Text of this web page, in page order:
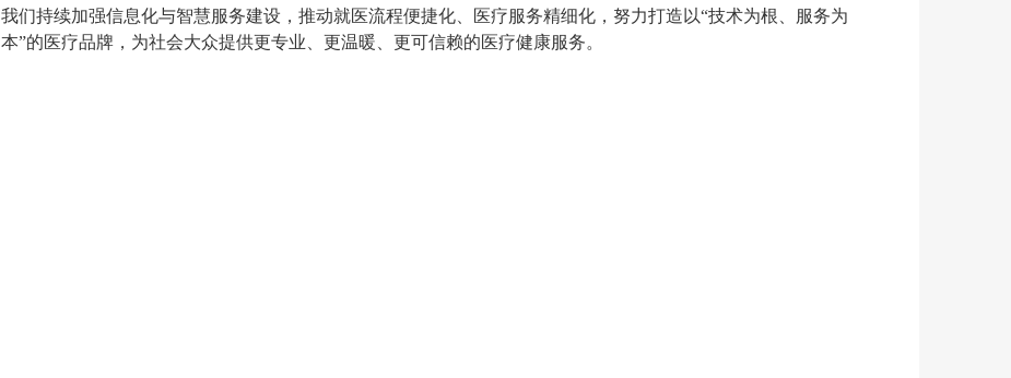
我们持续加强信息化与智慧服务建设，推动就医流程便捷化、医疗服务精细化，努力打造以“技术为根、服务为
本”的医疗品牌，为社会大众提供更专业、更温暖、更可信赖的医疗健康服务。